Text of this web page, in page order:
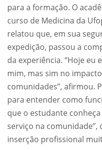
para a formação. O
curso de Medicina da
relatou que, em sua
expedição, passou a
da experiência. “Hoje eu
mim, mas sim no
comunidades”, afirmou.
para entender como
que o estudante
serviço na
inserção profissional